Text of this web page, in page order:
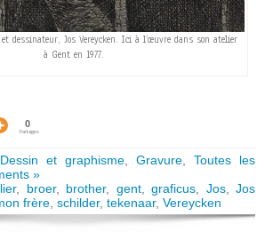
dessinateur, Jos Vereycken. Ici à l’œuvre dans son atelier
à Gent en 1977.
0
Partages
Dessin et graphisme, Gravure, Toutes les
»
, broer, brother, gent, graficus, Jos, Jos
frère, schilder, tekenaar, Vereycken